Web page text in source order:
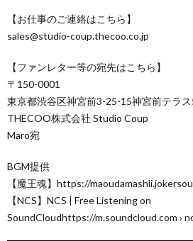
【お仕事のご連絡はこちら】
sales@studio-coup.thecoo.co.jp
【ファンレター等の宛先はこちら】
〒150-0001
東京都渋谷区神宮前3-25-15神宮前テラス
THECOO株式会社 Studio Coup
Maro宛
BGM提供
【魔王魂】https://
【NCS】NCS | Free Listening on
SoundCloudhttps://m.soundcloud.com ›